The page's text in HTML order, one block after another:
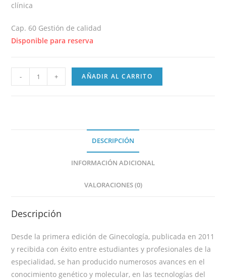
clínica
Cap. 60 Gestión de calidad
Disponible para reserva
- + AÑADIR AL CARRITO
DESCRIPCIÓN
INFORMACIÓN ADICIONAL
VALORACIONES (0)
Descripción
Desde la primera edición de Ginecología, publicada en 2011
y recibida con éxito entre estudiantes y profesionales de la
especialidad, se han producido numerosos avances en el
conocimiento genético y molecular, en las tecnologías del